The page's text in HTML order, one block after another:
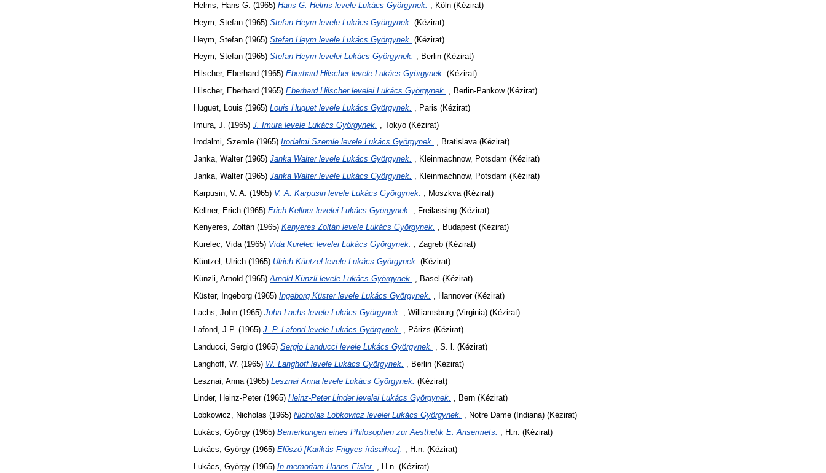
Helms, Hans G. (1965) Hans G. Helms levele Lukács Györgynek. , Köln (Kézirat)
Heym, Stefan (1965) Stefan Heym levele Lukács Györgynek. (Kézirat)
Heym, Stefan (1965) Stefan Heym levele Lukács Györgynek. (Kézirat)
Heym, Stefan (1965) Stefan Heym levelei Lukács Györgynek. , Berlin (Kézirat)
Hilscher, Eberhard (1965) Eberhard Hilscher levele Lukács Györgynek. (Kézirat)
Hilscher, Eberhard (1965) Eberhard Hilscher levelei Lukács Györgynek. , Berlin-Pankow (Kézirat)
Huguet, Louis (1965) Louis Huguet levele Lukács Györgynek.
, Paris (Kézirat)
Imura, J. (1965) J. Imura levele Lukács Györgynek.
, Tokyo (Kézirat)
Irodalmi, Szemle (1965) Irodalmi Szemle levele Lukács Györgynek. , Bratislava (Kézirat)
Janka, Walter(1965) Janka Walter levele Lukács Györgynek. , Kleinmachnow, Potsdam (Kézirat)
Janka, Walter(1965) Janka Walter levele Lukács Györgynek. , Kleinmachnow, Potsdam (Kézirat)
Karpusin, V. A. (1965) V. A. Karpusin levele Lukács Györgynek.
, Moszkva (Kézirat)
Kellner, Erich (1965) Erich Kellner levelei Lukács Györgynek.
, Freilassing (Kézirat)
Kenyeres, Zoltán (1965) Kenyeres Zoltán levele Lukács Györgynek. , Budapest (Kézirat)
Kurelec, Vida(1965) Vida Kurelec levelei Lukács Györgynek. , Zagreb (Kézirat)
Küntzel, Ulrich (1965) Ulrich Küntzel levele Lukács Györgynek. (Kézirat)
Künzli, Arnold (1965) Arnold Künzli levele Lukács Györgynek.
, Basel (Kézirat)
Küster, Ingeborg (1965) Ingeborg Küster levele Lukács Györgynek.
, Hannover (Kézirat)
Lachs, John (1965) John Lachs levele Lukács Györgynek. , Williamsburg (Virginia) (Kézirat)
Lafond, J-P. (1965) J.-P. Lafond levele Lukács Györgynek. , Párizs (Kézirat)
Landucci, Sergio (1965) Sergio Landucci levele Lukács Györgynek. , S. l. (Kézirat)
Langhoff, W. (1965) W. Langhoff levele Lukács Györgynek.
, Berlin (Kézirat)
Lesznai, Anna (1965) Lesznai Anna levele Lukács Györgynek. (Kézirat)
Linder, Heinz-Peter(1965) Heinz-Peter Linder levelei Lukács Györgynek. , Bern (Kézirat)
Lobkowicz, Nicholas (1965) Nicholas Lobkowicz levelei Lukács Györgynek. , Notre Dame (Indiana) (Kézirat)
Lukács, György (1965) Bemerkungen eines Philosophen zur Aesthetik E. Ansermets.
, H.n. (Kézirat)
Lukács, György (1965) Előszó [Karikás Frigyes írásaihoz].
, H.n. (Kézirat)
Lukács, György (1965) In memoriam Hanns Eisler.
, H.n. (Kézirat)